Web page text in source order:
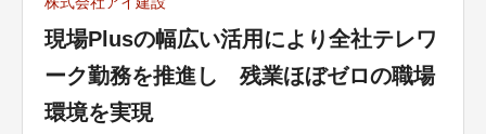
現場Plusの幅広い活用により全社テレワ
ーク勤務を推進し 残業ほぼゼロの職場
環境を実現